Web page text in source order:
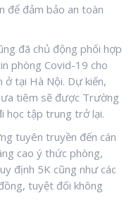
để đảm bảo an toàn
đã chủ động phối hợp
phòng Covid-19 cho
ở tại Hà Nội. Dự kiến,
tiêm sẽ được Trường
học tập trung trở lại.
tuyên truyền đến cán
cao ý thức phòng,
định 5K cũng như các
tuyệt đối không